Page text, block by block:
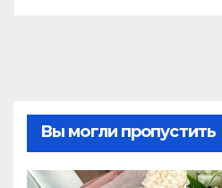
Вы могли пропустить